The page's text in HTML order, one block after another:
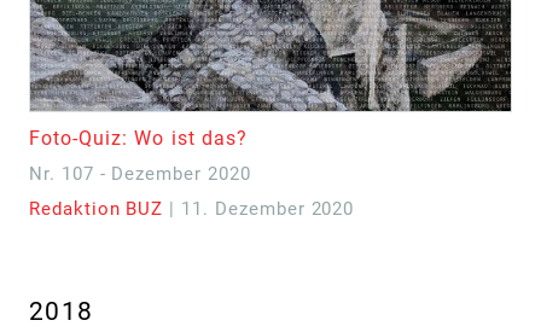
Foto-Quiz: Wo ist das?
Nr. 107 - Dezember 2020
Redaktion BUZ | 11. Dezember 2020
2018